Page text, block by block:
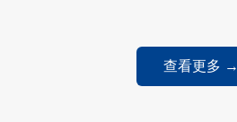
查看更多 →